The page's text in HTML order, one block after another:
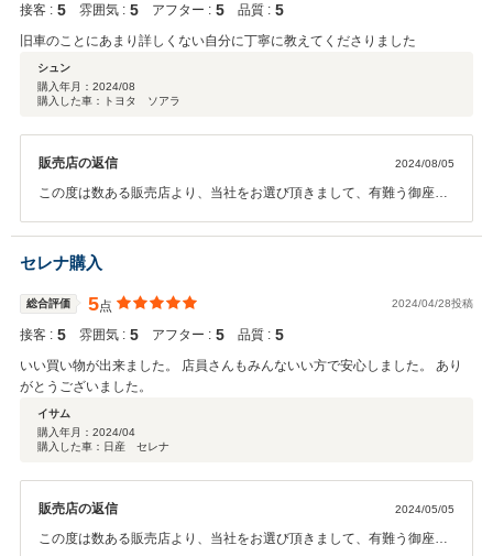
接客 : 5 雰囲気 : 5 アフター : 5 品質 : 5
旧車のことにあまり詳しくない自分に丁寧に教えてくださりました
シュン
購入年月： 2024/08
購入した車：トヨタ ソアラ
販売店の返信 2024/08/05
この度は数ある販売店より、当社をお選び頂きまして、有難う御座い
謝しております。お客様に喜んで頂けることが、何よりも私共の励み
になります。 お乗り頂く中で、何かご不明な点や、お困りの事が御
座いましたら、いつでもお気軽にご相談を頂けますと幸いです。 今
後とも、どうぞ末永いお付き合いの程、宜しくお願い致します。
セレナ購入
総合評価 5点 2024/04/28投稿
接客 : 5 雰囲気 : 5 アフター : 5 品質 : 5
いい買い物が出来ました。 店員さんもみんないい方で安心しました。 あり
がとうございました。
イサム
購入年月： 2024/04
購入した車：日産 セレナ
販売店の返信 2024/05/05
この度は数ある販売店より、当社をお選び頂きまして、有難う御座い